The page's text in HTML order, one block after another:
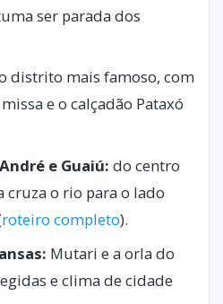
ser parada dos
distrito mais famoso, com
e o calçadão Pataxó
e Guaiú: do centro
cruza o rio para o lado
roteiro completo).
Mutari e a orla do
e clima de cidade